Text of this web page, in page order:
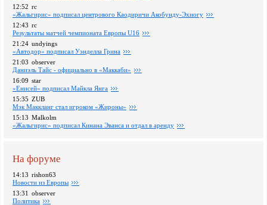
12:52 rc
«Жальгирис» подписал центрового Каодиричи Акобунду-Эхиогу
12:43 rc
Pезультаты матчей чемпионата Европы U16
21:24 undyings
«Автодор» подписал Уэнделла Грина
21:03 observer
Даниэль Тайс - официально в «Маккаби»
16:09 star
«Енисей» подписал Майкла Янга
15:35 ZUB
Мэк Маккланг стал игроком «Жироны»
15:13 Malkolm
«Жальгирис» подписал Кинана Эванса и отдал в аренду
На форуме
14:13 rishon63
Новости из Европы
13:31 observer
Политика